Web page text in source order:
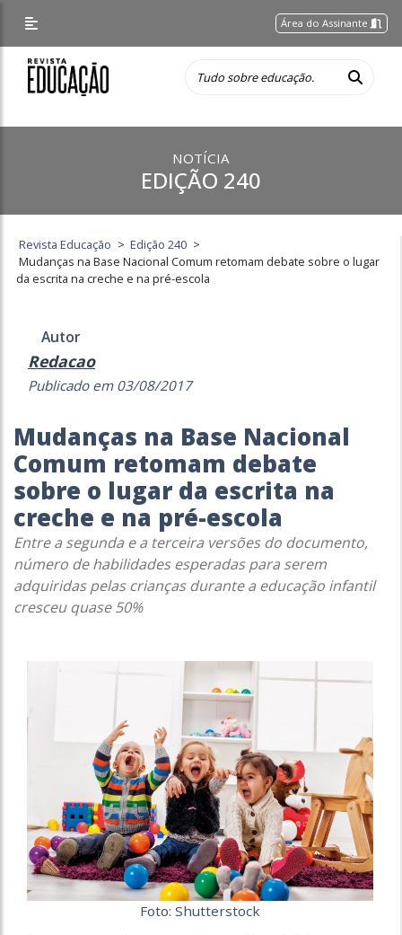
Área do Assinante
NOTÍCIA
EDIÇÃO 240
Revista Educação > Edição 240 >
Mudanças na Base Nacional Comum retomam debate sobre o lugar
da escrita na creche e na pré-escola
Autor
Redacao
Publicado em 03/08/2017
Mudanças na Base Nacional
Comum retomam debate
sobre o lugar da escrita na
creche e na pré-escola
Entre a segunda e a terceira versões do documento,
número de habilidades esperadas para serem
adquiridas pelas crianças durante a educação infantil
cresceu quase 50%
Foto: Shutterstock